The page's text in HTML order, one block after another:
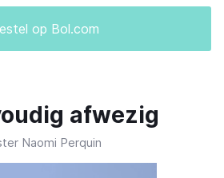
op Bol.com
afwezig
Naomi Perquin